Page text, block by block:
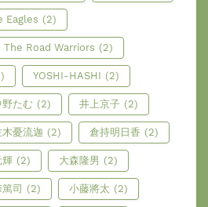
Eagles (2)
The Road Warriors (2)
YOSHI-HASHI (2)
野たむ (2) 井上京子 (2)
木憂流迦 (2) 倉持明日香 (2)
輝 (2) 大森隆男 (2)
司 (2) 小藤將太 (2)